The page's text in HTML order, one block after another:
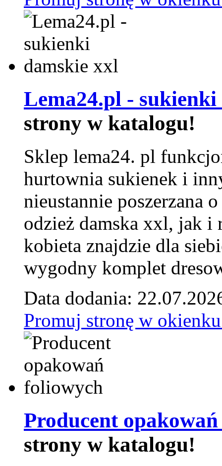
Lema24.pl -
strony w katalogu!
Sklep lema24. pl
hurtownia sukienek i
nieustannie poszerzana
odzież damska xxl, jak i
kobieta znajdzie dla
wygodny komplet
Data dodania:
Promuj stronę w
Producent
strony w katalogu!